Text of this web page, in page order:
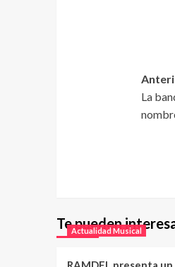
La
Te pueden
Actualidad Musical